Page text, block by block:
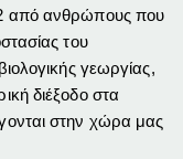
από ανθρώπους που
του
γεωργίας,
διέξοδο στα
στην χώρα μας